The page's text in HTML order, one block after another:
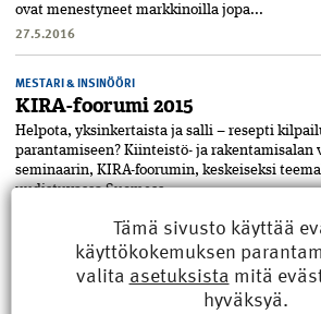
ovat menestyneet markkinoilla jopa...
27.5.2016
MESTARI & INSINÖÖRI
KIRA-foorumi 2015
Helpota, yksinkertaista ja salli – resepti
parantamiseen? Kiinteistö- ja rakentamisalan
seminaarin, KIRA-foorumin, keskeiseksi
uudistuvassa Suomess...
Uusien asuntojen tarve
Tämä sivusto käyttää
käyttökokemuksen
valita asetuksista mitä
hyväksyä.